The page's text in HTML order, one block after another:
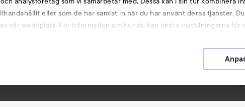
eller som de har samlat in när du har använt deras tjänster.
vår webbplats. För information om hur du kan ändra inställningarna för
Smink
Hårnålar